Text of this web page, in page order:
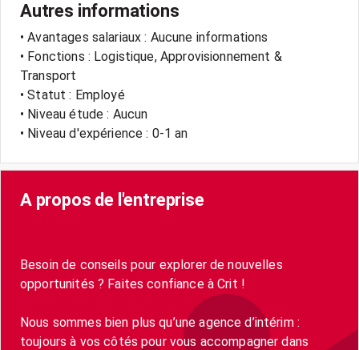
Autres informations
• Avantages salariaux : Aucune informations
• Fonctions : Logistique, Approvisionnement &
Transport
• Statut : Employé
• Niveau étude : Aucun
• Niveau d'expérience : 0-1 an
A propos de l'entreprise
Besoin de conseils pour explorer de nouvelles
opportunités ? Faites confiance à Crit !
Nous sommes bien plus qu’une agence d’intérim :
toujours à vos côtés pour vous accompagner dans